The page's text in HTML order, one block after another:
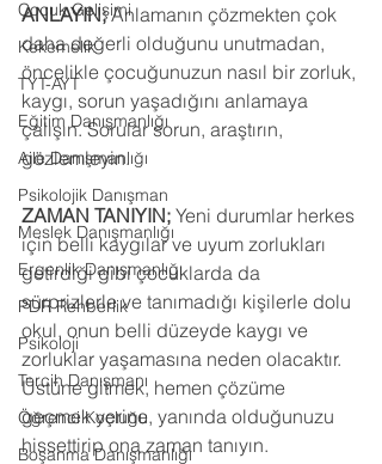
Çocuk Gelişimi
Kekemelik
TYT-AYT
Eğitim Danışmanlığı
Aile Danışmanlığı
Psikolojik Danışman
Meslek Danışmanlığı
Ergenlik Danışmanlığı
PDR Rehberlik
Psikoloji
Tercih Danışmanı
Öğrenci Koçluğu
Boşanma Danışmanlığı
ANLAYIN; Anlamanın çözmekten çok
daha değerli olduğunu unutmadan,
öncelikle çocuğunuzun nasıl bir zorluk,
kaygı, sorun yaşadığını anlamaya
çalışın. Sorular sorun, araştırın,
gözlemleyin.
ZAMAN TANIYIN; Yeni durumlar herkes
için belli kaygılar ve uyum zorlukları
getirdiği gibi çocuklarda da
sürprizlerle ve tanımadığı kişilerle dolu
okul, onun belli düzeyde kaygı ve
zorluklar yaşamasına neden olacaktır.
Üstüne gitmek, hemen çözüme
geçmek yerine, yanında olduğunuzu
hissettirip ona zaman tanıyın.